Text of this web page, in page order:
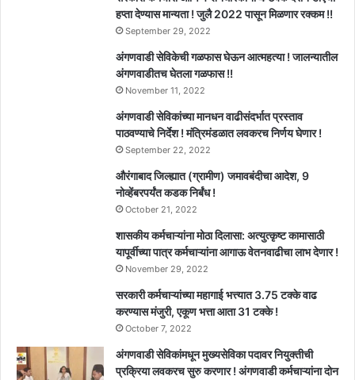
हप्ता देण्यास मान्यता ! जुलै 2022 पासून मिळणार रक्कम !!
September 29, 2022
अंगणवाडी सेविकेची गळफास घेऊन आत्महत्या ! जालन्यातील
अंगणवाडीतच घेतला गळफास !!
November 11, 2022
अंगणवाडी सेविकांच्या मानधन वाढीसंदर्भात प्रस्ताव
पाठवण्याचे निर्देश ! मंत्रिमंडळात लवकरच निर्णय घेणार !
September 22, 2022
औरंगाबाद जिल्ह्यात (ग्रामीण) जमावबंदीचा आदेश, 9
नोव्हेंबरपर्यंत कडक निर्बंध !
October 21, 2022
शासकीय कर्मचाऱ्यांना मोठा दिलासा: अत्युत्कृष्ट कामासाठी
यापूर्वीच्या पात्र कर्मचाऱ्यांना आगाऊ वेतनवाढीचा लाभ देणार !
November 29, 2022
सरकारी कर्मचाऱ्यांच्या महागाई भत्त्यात 3.75 टक्के वाढ
करण्यास मंजुरी, एकूण भत्ता आता 31 टक्के !
October 7, 2022
अंगणवाडी सेविकांमधून मुख्यसेविका पदावर नियुक्तीची
प्रक्रिया लवकरच सुरु करणार ! अंगणवाडी कर्मचाऱ्यांना दोन